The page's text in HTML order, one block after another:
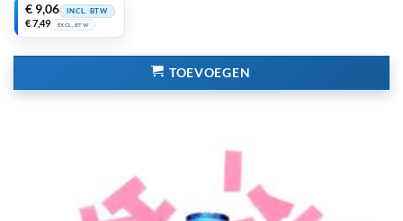
€9,06 INCL. BTW
€7,49 EXCL. BTW
TOEVOEGEN